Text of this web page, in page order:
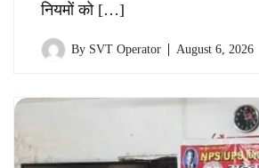
नियमों को […]
By SVT Operator August 6, 2026